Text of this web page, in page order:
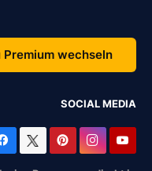
Premium wechseln
SOCIAL MEDIA